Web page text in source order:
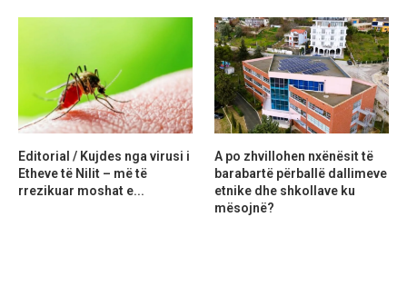
Editorial / Kujdes nga virusi i
Etheve të Nilit – më të
rrezikuar moshat e...
A po zhvillohen nxënësit të
barabartë përballë dallimeve
etnike dhe shkollave ku
mësojnë?